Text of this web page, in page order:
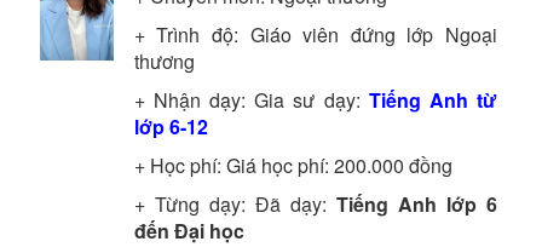
+ Trình độ: Giáo viên đứng lớp Ngoại
thương
+ Nhận dạy: Gia sư dạy: Tiếng Anh từ
lớp 6-12
+ Học phí: Giá học phí: 200.000 đồng
+ Từng dạy: Đã dạy: Tiếng Anh lớp 6
đến Đại học